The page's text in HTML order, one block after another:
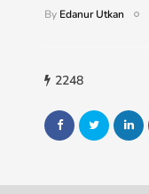
By Edanur Utkan
2248